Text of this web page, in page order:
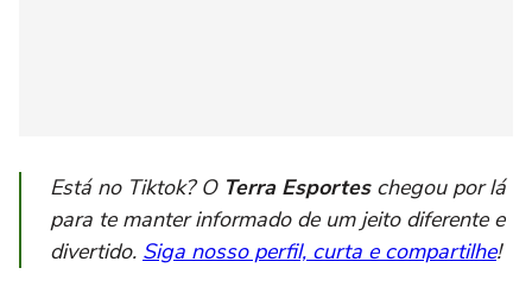
Está no Tiktok? O Terra Esporteschegou por lá
para te manter informado de um jeito diferente e
divertido. Siga nosso perfil, curta e compartilhe!